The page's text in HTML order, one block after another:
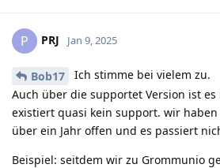
P PRJ Jan 9, 2025
Bob17
Ich stimme bei vielem zu.
Auch über die supportet Version ist es
existiert quasi kein support. wir
über ein Jahr offen und es passiert
Beispiel: seitdem wir zu Grommunio